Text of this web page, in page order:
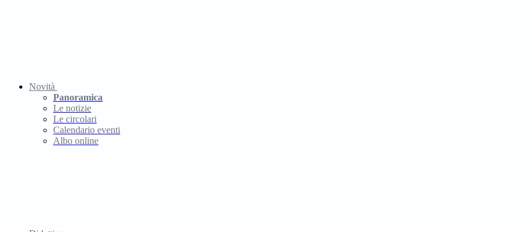
Novità
Panoramica
Le notizie
Le circolari
Calendario eventi
Albo online